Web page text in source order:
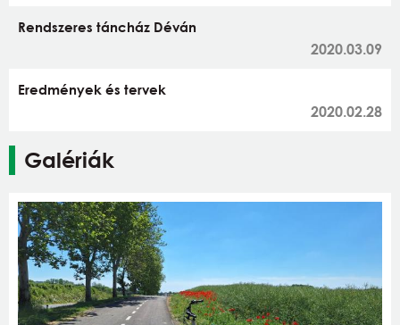
Rendszeres táncház Déván
2020.03.09
Eredmények és tervek
2020.02.28
Galériák